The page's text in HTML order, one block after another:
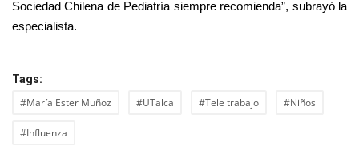
Sociedad Chilena de Pediatría siempre recomienda”, subrayó la
especialista.
Tags:
#María Ester Muñoz #UTalca #Tele trabajo #Niños
#Influenza